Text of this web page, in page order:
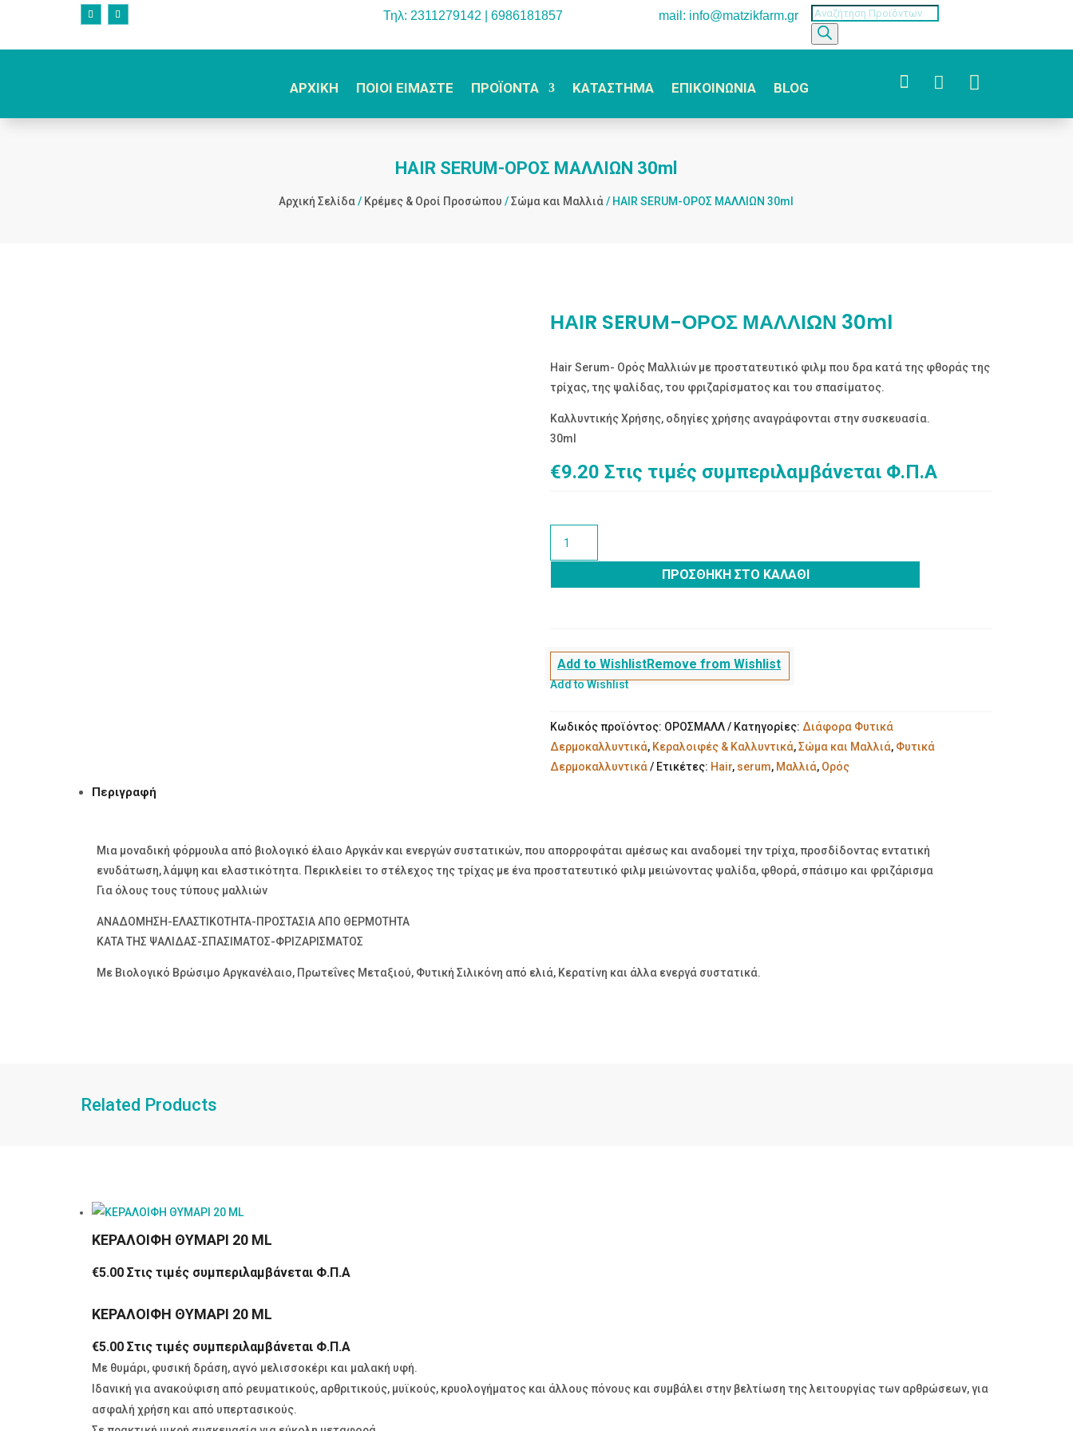
Τηλ: 2311279142 | 6986181857 mail: info@matzikfarm.gr
Products
search
ΑΡΧΙΚΗ ΠΟΙΟΙ ΕΙΜΑΣΤΕ ΠΡΟΪΟΝΤΑ ΚΑΤΑΣΤΗΜΑ ΕΠΙΚΟΙΝΩΝΙΑ BLOG   
ΗΑΙR SERUM-ΟΡΟΣ ΜΑΛΛΙΩΝ 30ml
Αρχική Σελίδα/ Κρέμες & Οροί Προσώπου /Σώμα και Μαλλιά/ ΗΑΙR SERUM-ΟΡΟΣ ΜΑΛΛΙΩΝ 30ml
ΗΑΙR SERUM-ΟΡΟΣ ΜΑΛΛΙΩΝ 30ml
Hair Serum- Ορός Μαλλιών με προστατευτικό φιλμ που δρα κατά της φθοράς της
τρίχας, της ψαλίδας, του φριζαρίσματος και του σπασίματος.
Καλλυντικής Χρήσης, οδηγίες χρήσης αναγράφονται στην συσκευασία.
30ml
€9.20 Στις τιμές συμπεριλαμβάνεται Φ.Π.Α
ΠΡΟΣΘΉΚΗ ΣΤΟ ΚΑΛΆΘΙ
Add to WishlistRemove from Wishlist
Add to Wishlist
Κωδικός προϊόντος: ΟΡΟΣΜΑΛΛ Κατηγορίες:Διάφορα Φυτικά
Δερμοκαλλυντικά, Κεραλοιφές & Καλλυντικά,Σώμα και Μαλλιά, Φυτικά
Δερμοκαλλυντικά
Ετικέτες: Hair, serum, Μαλλιά, Ορός
Περιγραφή
Μια μοναδική φόρμουλα από βιολογικό έλαιο Αργκάν και ενεργών συστατικών, που απορροφάται αμέσως και αναδομεί την τρίχα, προσδίδοντας εντατική
ενυδάτωση, λάμψη και ελαστικότητα. Περικλείει το στέλεχος της τρίχας με ένα προστατευτικό φιλμ μειώνοντας ψαλίδα, φθορά, σπάσιμο και φριζάρισμα
Για όλους τους τύπους μαλλιών
ΑΝΑΔΟΜΗΣΗ-ΕΛΑΣΤΙΚΟΤΗΤΑ-ΠΡΟΣΤΑΣΙΑ ΑΠΟ ΘΕΡΜΟΤΗΤΑ
ΚΑΤΑ ΤΗΣ ΨΑΛΙΔΑΣ-ΣΠΑΣΙΜΑΤΟΣ-ΦΡΙΖΑΡΙΣΜΑΤΟΣ
Με Βιολογικό Βρώσιμο Αργκανέλαιο, Πρωτεΐνες Μεταξιού, Φυτική Σιλικόνη από ελιά, Κερατίνη και άλλα ενεργά συστατικά.
Related Products
ΚΕΡΑΛΟΙΦΗ ΘΥΜΑΡΙ 20 ML
€5.00 Στις τιμές συμπεριλαμβάνεται Φ.Π.Α
ΚΕΡΑΛΟΙΦΗ ΘΥΜΑΡΙ 20 ML
€5.00 Στις τιμές συμπεριλαμβάνεται Φ.Π.Α
Με θυμάρι, φυσική δράση, αγνό μελισσοκέρι και μαλακή υφή.
Ιδανική για ανακούφιση από ρευματικούς, αρθριτικούς, μυϊκούς, κρυολογήματος και άλλους πόνους και συμβάλει στην βελτίωση της λειτουργίας των αρθρώσεων, για
ασφαλή χρήση και από υπερτασικούς.